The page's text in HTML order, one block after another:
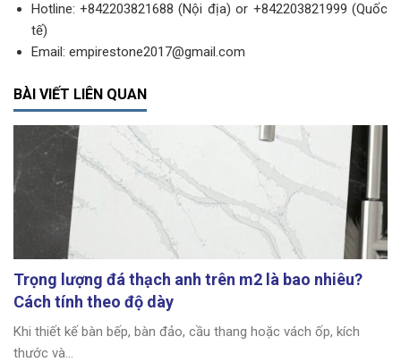
Hotline: +842203821688 (Nội địa) or +842203821999 (Quốc
tế)
Email: empirestone2017@gmail.com
BÀI VIẾT LIÊN QUAN
Trọng lượng đá thạch anh trên m2 là bao nhiêu?
Cách tính theo độ dày
Khi thiết kế bàn bếp, bàn đảo, cầu thang hoặc vách ốp, kích
thước và...